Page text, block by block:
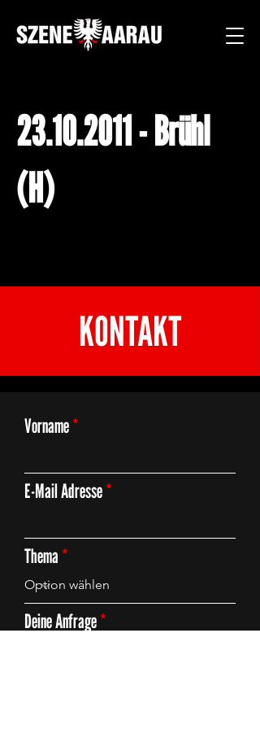
23.10.2011- Brühl
(H)
KONTAKT
Vorname
E-Mail Adresse
Thema
Deine Anfrage